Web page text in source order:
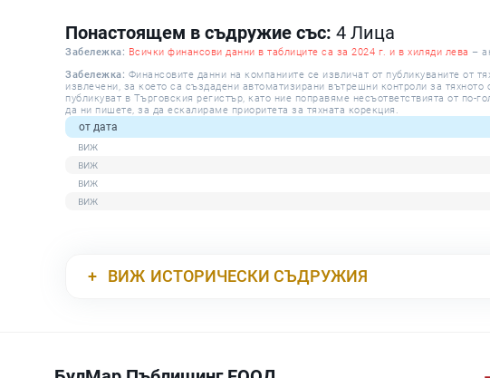
Понастоящем в съдружие със: 4 Лица
Забележка: Всички финансови данни в таблиците са за 2024 г. и в хиляди лева –
Забележка: Финансовите данни на компаниите се извличат от публикуваните от
извлечени, за което са създадени автоматизирани вътрешни контроли за
публикуват в Търговския регистър, като ние поправяме несъответствията от
да ни пишете, за да ескалираме приоритета за тяхната корекция.
от дата
ВИЖ ИСТОРИЧЕСКИ СЪДРУЖИЯ